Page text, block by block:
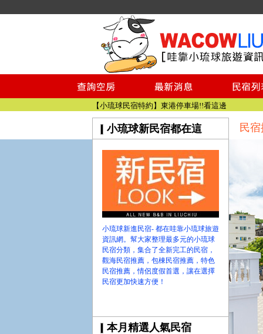
小琉球民宿空房
小琉球民宿
小琉球民宿推薦
【小琉球民宿特約】東港停車場!!看這邊
小琉球民宿 最完整的旅遊資訊都在這
【哇靠小琉球】新版官網熱情開站
【哇靠小琉球粉絲團】即時動態!!
小琉球民宿空房
小琉球民宿
小琉球民宿推薦
【小琉球民宿特約】東港停車場!!看這邊
小琉球民宿 最完整的旅遊資訊都在這
【哇靠小琉球】新版官網熱情開站
【哇靠小琉球粉絲團】即時動態!!
小琉球新民宿都在這
小琉球新進民宿- 都在哇靠小琉球旅遊
資訊網。幫大家整理最多元的小琉球
民宿分類，集合了全新完工的民宿，
觀海民宿推薦，包棟民宿推薦，特色
民宿推薦，情侶度假首選，讓在選擇
民宿更加快速方便！
本月精選人氣民宿
民